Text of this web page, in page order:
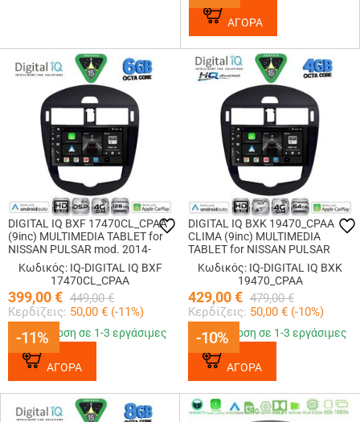
ΑΓΟΡΑ
-11%
DIGITAL IQ BXF 17470CL_CPAA
(9inc) MULTIMEDIA TABLET for
NISSAN PULSAR mod. 2014-
2020 with CLIMA
Κωδικός: IQ-DIGITAL IQ BXF
17470CL_CPAA
399,00€ 449,00 €
Κερδίζεις: 50,00 € (-11%)
-11%
Παράδοση σε 1-3 εργάσιμες
ΑΓΟΡΑ
-10%
DIGITAL IQ BXK 19470_CPAA
CLIMA (9inc) MULTIMEDIA
TABLET for NISSAN PULSAR
mod. 2014-2020
Κωδικός: IQ-DIGITAL IQ BXK
19470_CPAA
429,00€ 479,00 €
Κερδίζεις: 50,00 € (-10%)
-10%
Παράδοση σε 1-3 εργάσιμες
ΑΓΟΡΑ